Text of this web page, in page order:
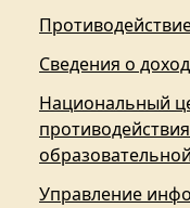
Сведения о
Национальный
Управление